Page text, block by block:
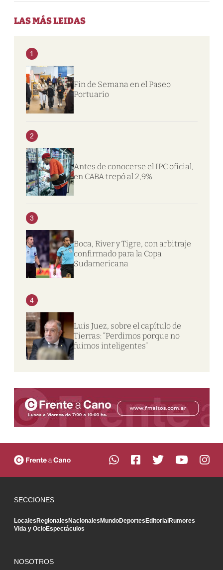
LAS MÁS LEIDAS
1
Fin de Semana en el Paseo
Portuario
2
Antes de conocerse el IPC oficial,
en CABA trepó al 2,9%
3
Boca, River y Tigre, con arbitraje
confirmado para la Copa
Sudamericana
4
Luis Juez, sobre el capítulo de
Tierras: “Perdimos porque no
fuimos inteligentes”
SECCIONES
LocalesRegionalesNacionalesMundoDeportesEditorialRumores
Vida y OcioEspectáculos
NOSOTROS